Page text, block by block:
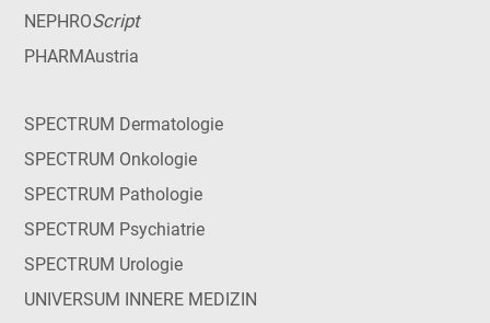
NEPHROScript
PHARMAustria
SPECTRUM Dermatologie
SPECTRUM Onkologie
SPECTRUM Pathologie
SPECTRUM Psychiatrie
SPECTRUM Urologie
UNIVERSUM INNERE MEDIZIN